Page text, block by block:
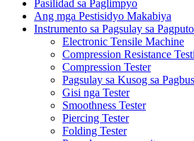
Pasilidad sa Paglimpyo
Ang mga Pestisidyo Makabiya
Instrumento sa Pagsulay sa
Electronic Tensile Machine
Compression Resistance
Compression Tester
Pagsulay sa Kusog sa
Gisi nga Tester
Smoothness Tester
Piercing Tester
Folding Tester